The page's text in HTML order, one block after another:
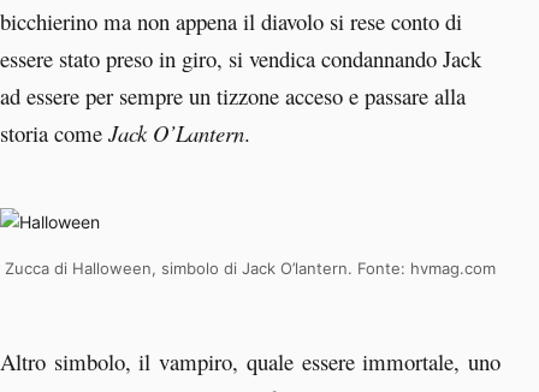
bicchierino ma non appena il diavolo si rese conto di
essere stato preso in giro, si vendica condannando Jack
ad essere per sempre un tizzone acceso e passare alla
storia come Jack O’Lantern.
Zucca di Halloween, simbolo di Jack O’lantern. Fonte: hvmag.com
Altro simbolo, il vampiro, quale essere immortale, uno